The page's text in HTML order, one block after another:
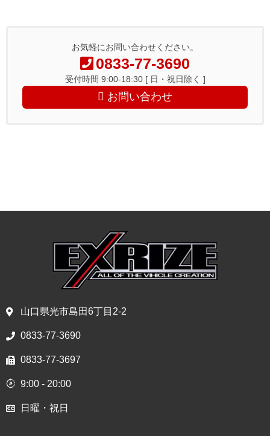
お気軽にお問い合わせください。
0833-77-3690
受付時間 9:00-18:30 [ 日・祝日除く ]
お問い合わせ
山口県光市島田6丁目2-2
0833-77-3690
0833-77-3697
9:00 - 20:00
日曜・祝日